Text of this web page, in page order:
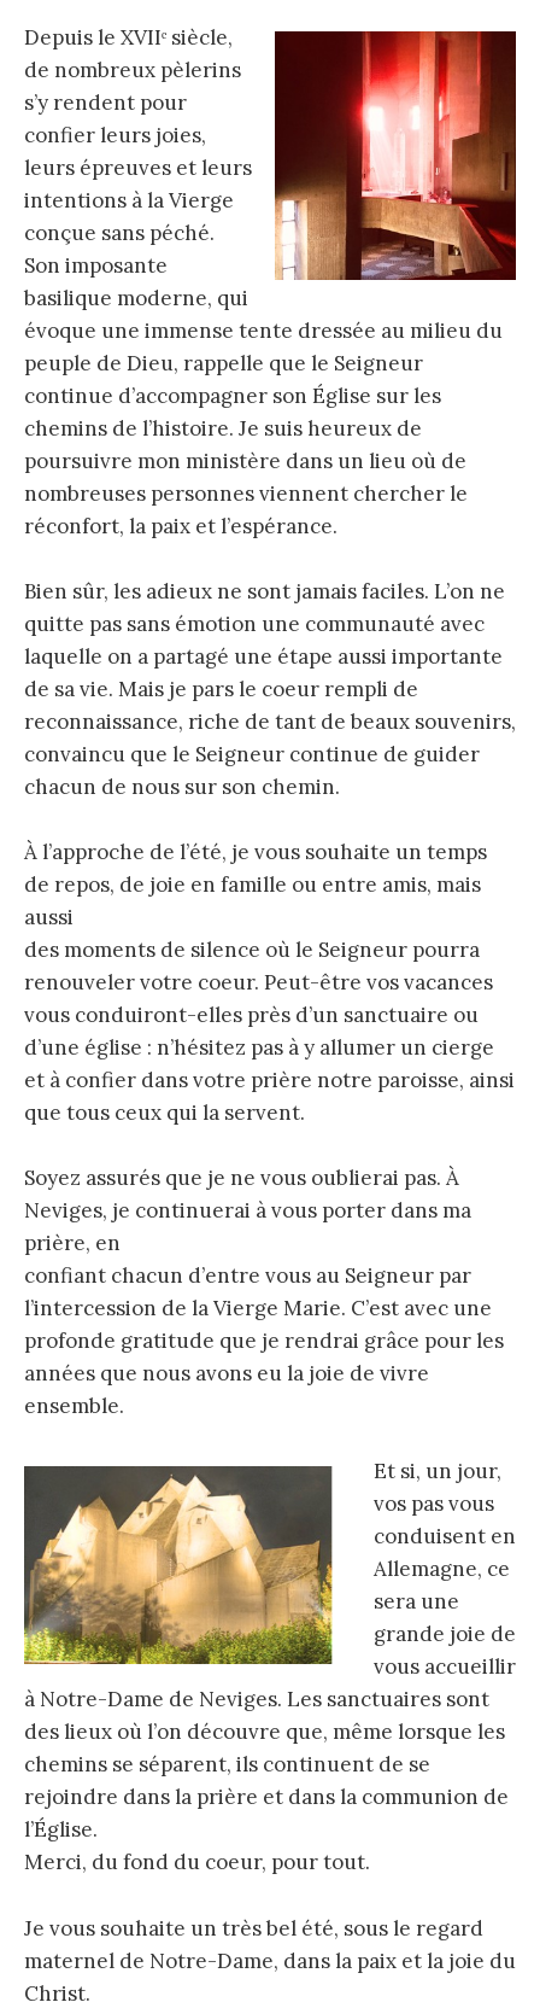
Depuis le XVIIᵉ siècle,
de nombreux pèlerins
s’y rendent pour
confier leurs joies,
leurs épreuves et leurs
intentions à la Vierge
conçue sans péché.
Son imposante
basilique moderne, qui
évoque une immense tente dressée au milieu du
peuple de Dieu, rappelle que le Seigneur
continue d’accompagner son Église sur les
chemins de l’histoire. Je suis heureux de
poursuivre mon ministère dans un lieu où de
nombreuses personnes viennent chercher le
réconfort, la paix et l’espérance.
Bien sûr, les adieux ne sont jamais faciles. L’on ne
quitte pas sans émotion une communauté avec
laquelle on a partagé une étape aussi importante
de sa vie. Mais je pars le coeur rempli de
reconnaissance, riche de tant de beaux souvenirs,
convaincu que le Seigneur continue de guider
chacun de nous sur son chemin.
À l’approche de l’été, je vous souhaite un temps
de repos, de joie en famille ou entre amis, mais
aussi
des moments de silence où le Seigneur pourra
renouveler votre coeur. Peut-être vos vacances
vous conduiront-elles près d’un sanctuaire ou
d’une église : n’hésitez pas à y allumer un cierge
et à confier dans votre prière notre paroisse, ainsi
que tous ceux qui la servent.
Soyez assurés que je ne vous oublierai pas. À
Neviges, je continuerai à vous porter dans ma
prière, en
confiant chacun d’entre vous au Seigneur par
l’intercession de la Vierge Marie. C’est avec une
profonde gratitude que je rendrai grâce pour les
années que nous avons eu la joie de vivre
ensemble.
Et si, un jour,
vos pas vous
conduisent en
Allemagne, ce
sera une
grande joie de
vous accueillir
à Notre-Dame de Neviges. Les sanctuaires sont
des lieux où l’on découvre que, même lorsque les
chemins se séparent, ils continuent de se
rejoindre dans la prière et dans la communion de
l’Église.
Merci, du fond du coeur, pour tout.
Je vous souhaite un très bel été, sous le regard
maternel de Notre-Dame, dans la paix et la joie du
Christ.